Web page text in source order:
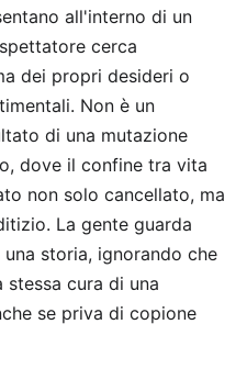
all'interno di un
cerca
dei propri desideri o
Non è un
di una mutazione
dove il confine tra vita
non solo cancellato, ma
La gente guarda
storia, ignorando che
cura di una
se priva di copione